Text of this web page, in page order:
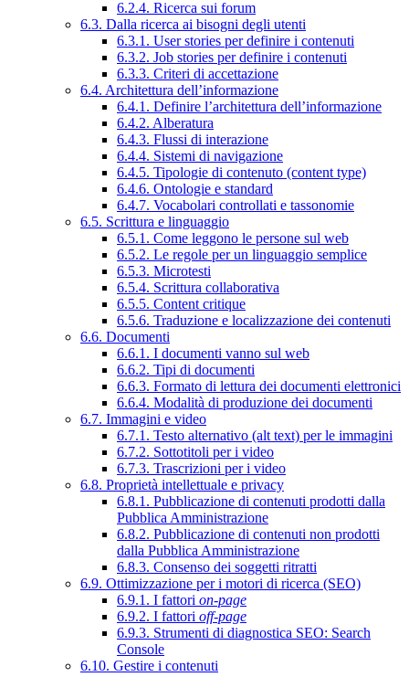
6.2.4. Ricerca sui forum
6.3. Dalla ricerca ai bisogni degli utenti
6.3.1. User stories per definire i contenuti
6.3.2. Job stories per definire i contenuti
6.3.3. Criteri di accettazione
6.4. Architettura dell’informazione
6.4.1. Definire l’architettura dell’informazione
6.4.2. Alberatura
6.4.3. Flussi di interazione
6.4.4. Sistemi di navigazione
6.4.5. Tipologie di contenuto (content type)
6.4.6. Ontologie e standard
6.4.7. Vocabolari controllati e tassonomie
6.5. Scrittura e linguaggio
6.5.1. Come leggono le persone sul web
6.5.2. Le regole per un linguaggio semplice
6.5.3. Microtesti
6.5.4. Scrittura collaborativa
6.5.5. Content critique
6.5.6. Traduzione e localizzazione dei contenuti
6.6. Documenti
6.6.1. I documenti vanno sul web
6.6.2. Tipi di documenti
6.6.3. Formato di lettura dei documenti elettronici
6.6.4. Modalità di produzione dei documenti
6.7. Immagini e video
6.7.1. Testo alternativo (alt text) per le immagini
6.7.2. Sottotitoli per i video
6.7.3. Trascrizioni per i video
6.8. Proprietà intellettuale e privacy
6.8.1. Pubblicazione di contenuti prodotti dalla
Pubblica Amministrazione
6.8.2. Pubblicazione di contenuti non prodotti
dalla Pubblica Amministrazione
6.8.3. Consenso dei soggetti ritratti
6.9. Ottimizzazione per i motori di ricerca (SEO)
6.9.1. I fattori on-page
6.9.2. I fattori off-page
6.9.3. Strumenti di diagnostica SEO: Search
Console
6.10. Gestire i contenuti